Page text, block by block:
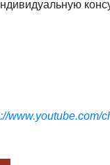
www.youtube.com/